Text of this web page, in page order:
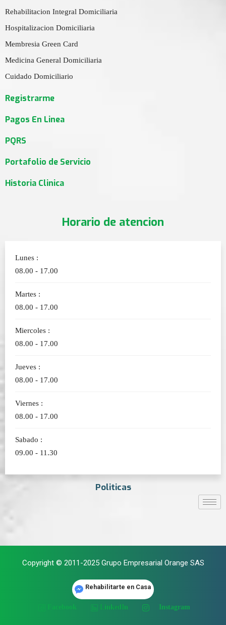
Rehabilitacion Integral Domiciliaria
Hospitalizacion Domiciliaria
Membresia Green Card
Medicina General Domiciliaria
Cuidado Domiciliario
Registrarme
Pagos En Linea
PQRS
Portafolio de Servicio
Historia Clinica
Horario de atencion
Lunes :
08.00 - 17.00
Martes :
08.00 - 17.00
Miercoles :
08.00 - 17.00
Jueves :
08.00 - 17.00
Viernes :
08.00 - 17.00
Sabado :
09.00 - 11.30
Politicas
Copyright © 2011-2025 Grupo Empresarial Orange SAS
Rehabilitarte en Casa
Facebook LinkedIn Instagram